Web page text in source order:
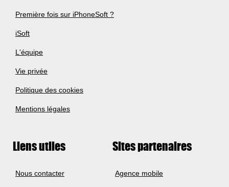
Première fois sur iPhoneSoft ?
iSoft
L'équipe
Vie privée
Politique des cookies
Mentions légales
Liens utiles
Nous contacter
Sites partenaires
Agence mobile